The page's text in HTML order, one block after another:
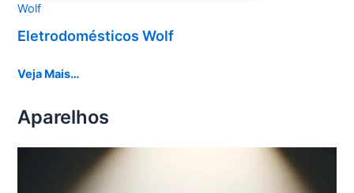
Wolf
Eletrodomésticos Wolf
Veja Mais…
Aparelhos